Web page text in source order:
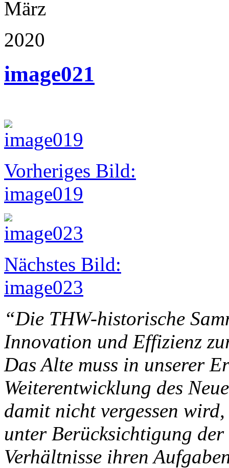
März
2020
image021
Vorheriges Bild:
image019
Nächstes Bild:
image023
“Die THW-historische
Innovation und Effizienz
Das Alte muss in unserer
Weiterentwicklung des
damit nicht vergessen
unter Berücksichtigung
Verhältnisse ihren